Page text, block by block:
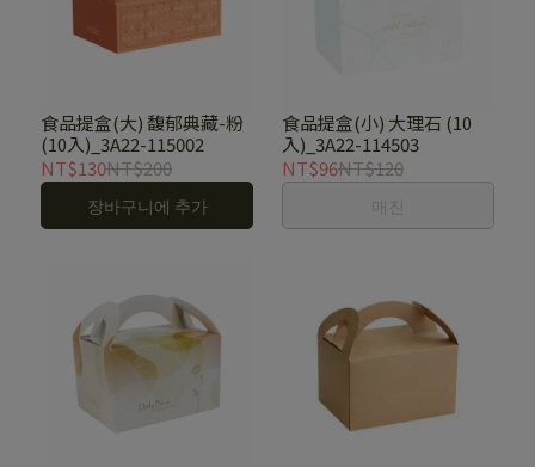
食品提盒(大) 馥郁典藏-粉
(10入)_3A22-115002
NT$130NT$200
장바구니에 추가
食品提盒(小) 大理石 (10
入)_3A22-114503
NT$96NT$120
매진